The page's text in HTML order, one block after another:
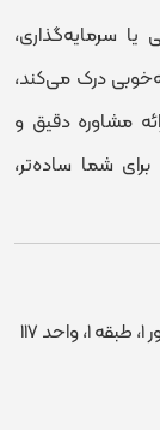
سرمایه‌گذاری،
درک می‌کند،
مشاوره دقیق و
برای شما ساده‌تر،